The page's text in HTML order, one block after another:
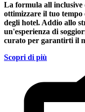
La formula all inclusive
ottimizzare il tuo tempo
degli hotel. Addio allo
un'esperienza di
curato per garantirti il
Scopri di più